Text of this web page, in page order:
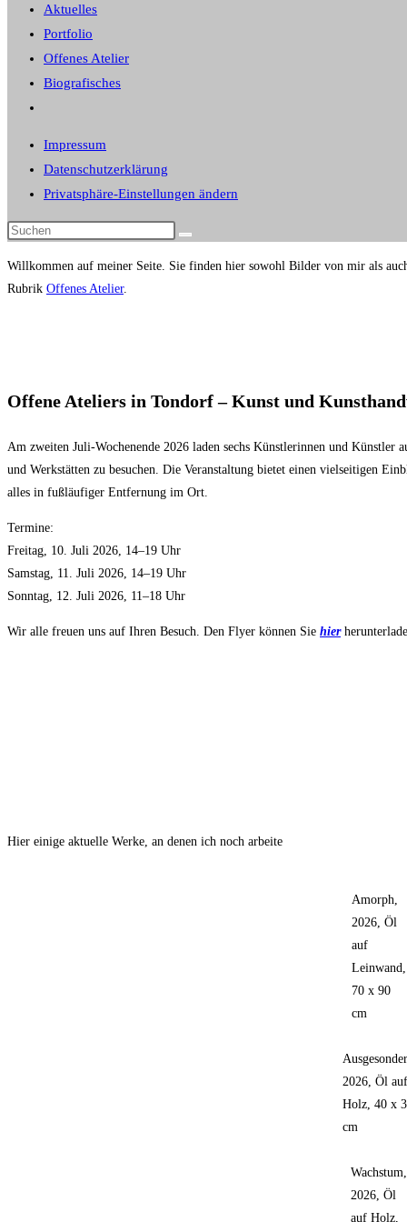
Aktuelles
Portfolio
Offenes Atelier
Biografisches
umschalten
Impressum
Datenschutzerklärung
Privatsphäre-Einstellungen ändern
Diese
Willkommen auf meiner Seite. Sie finden hier sowohl Bilder von mir als
Rubrik Offenes Atelier.
Offene Ateliers in Tondorf – Kunst und
Am zweiten Juli-Wochenende 2026 laden sechs Künstlerinnen und Künstler
und Werkstätten zu besuchen. Die Veranstaltung bietet einen vielseitigen
alles in fußläufiger Entfernung im Ort.
Termine:
Freitag, 10. Juli 2026, 14–19 Uhr
Samstag, 11. Juli 2026, 14–19 Uhr
Sonntag, 12. Juli 2026, 11–18 Uhr
Wir alle freuen uns auf Ihren Besuch. Den Flyer können Sie hier
Hier einige aktuelle Werke, an denen ich noch arbeite
Amorph,
2026, Öl
auf
Leinwand,
70 x 90
cm
2026, Öl auf
Holz, 40 x
cm
Wachstum,
2026, Öl
auf Holz,